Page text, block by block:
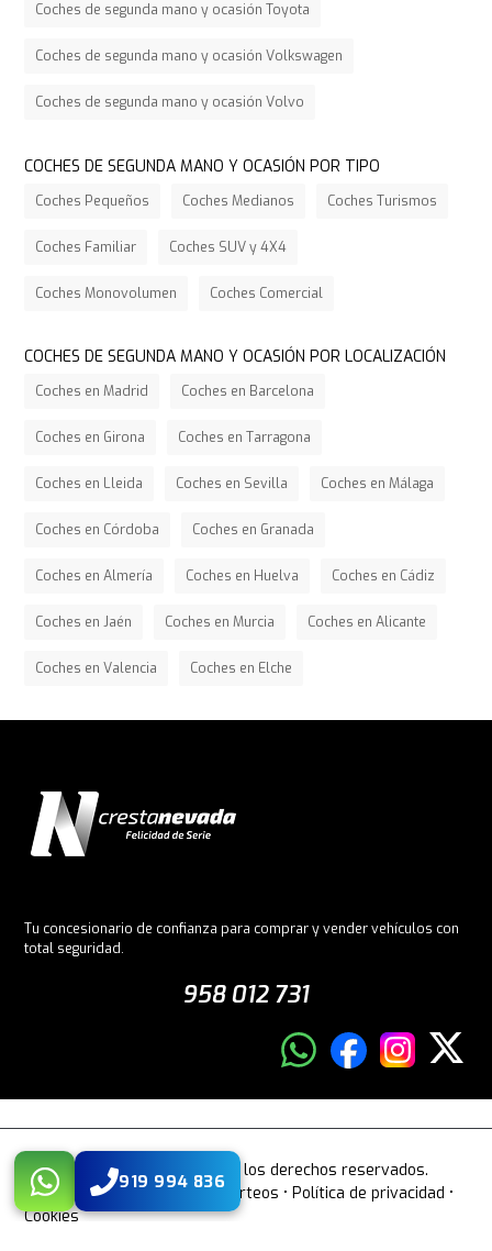
919 994 836
Coches de segunda mano y ocasión Toyota
Coches de segunda mano y ocasión Volkswagen
Coches de segunda mano y ocasión Volvo
COCHES DE SEGUNDA MANO Y OCASIÓN POR TIPO
Coches Pequeños Coches Medianos Coches Turismos
Coches Familiar Coches SUV y 4X4
Coches Monovolumen Coches Comercial
COCHES DE SEGUNDA MANO Y OCASIÓN POR LOCALIZACIÓN
Coches en Madrid Coches en Barcelona
Coches en Girona Coches en Tarragona
Coches en Lleida Coches en Sevilla Coches en Málaga
Coches en Córdoba Coches en Granada
Coches en Almería Coches en Huelva Coches en Cádiz
Coches en Jaén Coches en Murcia Coches en Alicante
Coches en Valencia Coches en Elche
Tu concesionario de confianza para comprar y vender vehículos con
total seguridad.
958 012 731
© 2026 Crestanevada. Todos los derechos reservados.
Aviso legal• Bases legales sorteos •Política de privacidad •
Cookies